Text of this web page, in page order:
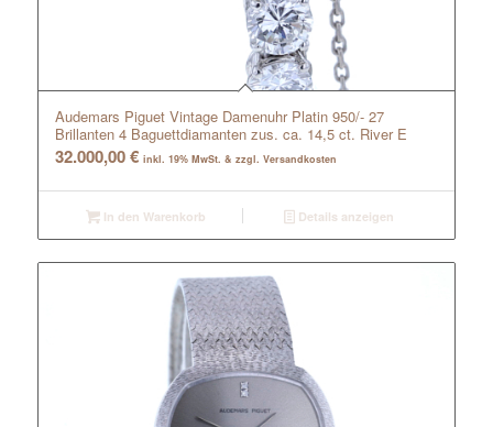
Audemars Piguet Vintage Damenuhr Platin 950/- 27
Brillanten 4 Baguettdiamanten zus. ca. 14,5 ct. River E
32.000,00€ inkl. 19% MwSt. & zzgl. Versandkosten
In den Warenkorb Details anzeigen